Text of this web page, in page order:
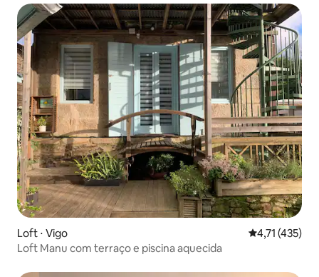
Loft ⋅ Vigo 4,71 de uma
4,71 (435)
Loft Manu com terraço e piscina aquecida